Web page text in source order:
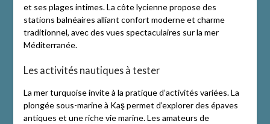
et ses plages intimes. La côte lycienne propose des
stations balnéaires alliant confort moderne et charme
traditionnel, avec des vues spectaculaires sur la mer
Méditerranée.
Les activités nautiques à tester
La mer turquoise invite à la pratique d’activités variées. La
plongée sous-marine à Kaş permet d’explorer des épaves
antiques et une riche vie marine. Les amateurs de